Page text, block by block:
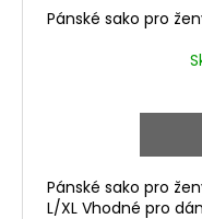
Pánské sako pro
Pánské sako pro
L/XL Vhodné pro